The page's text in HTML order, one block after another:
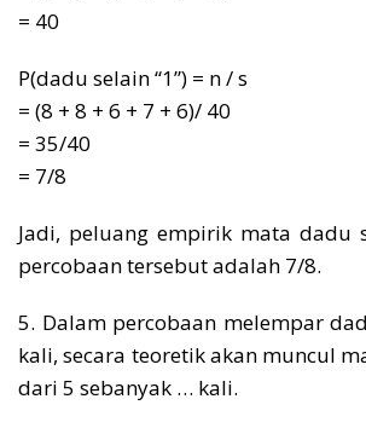
= 40
P(dadu selain “1”) = n / s
= (8 + 8 + 6 + 7 + 6)/ 40
= 35/40
= 7/8
Jadi, peluang empirik mata dadu
percobaan tersebut adalah 7/8.
5. Dalam percobaan melempar
kali, secara teoretik akan muncul
dari 5 sebanyak … kali.